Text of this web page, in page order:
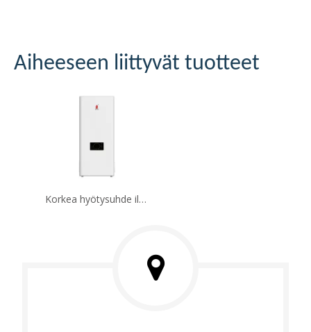
Aiheeseen liittyvät tuotteet
Korkea hyötysuhde ilmahermilaattorin puhdistaja